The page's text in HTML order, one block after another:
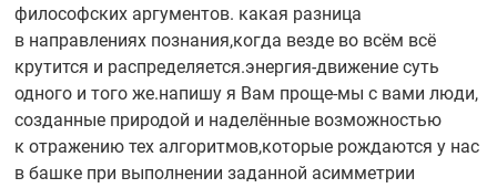
философских аргументов. какая разница
в направлениях познания,когда везде во всём всё
крутится и распределяется.энергия-движение суть
одного и того же.напишу я Вам проще-мы с вами люди,
созданные природой и наделённые возможностью
к отражению тех алгоритмов,которые рождаются у нас
в башке при выполнении заданной асимметрии